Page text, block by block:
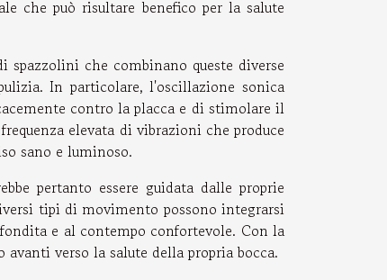
che può risultare benefico per la salute
che combinano queste diverse
In particolare, l'oscillazione sonica
contro la placca e di stimolare il
elevata di vibrazioni che produce
sano e luminoso.
pertanto essere guidata dalle proprie
tipi di movimento possono integrarsi
e al contempo confortevole. Con la
verso la salute della propria bocca.